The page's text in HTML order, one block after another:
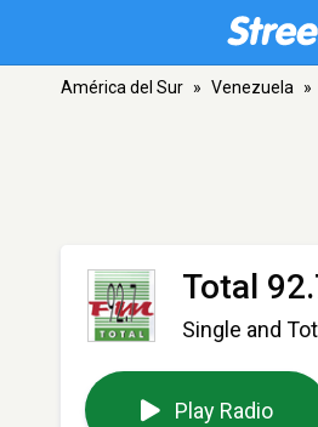
América del Sur » Venezuela »
Total
Single and
Play Radio